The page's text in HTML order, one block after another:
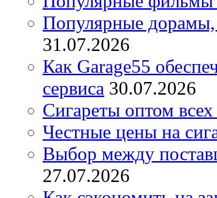
Популярные дорамы,
31.07.2026
Как Garage55
сервиса 30.07.2026
Сигареты оптом
Честные цены на
Выбор между
27.07.2026